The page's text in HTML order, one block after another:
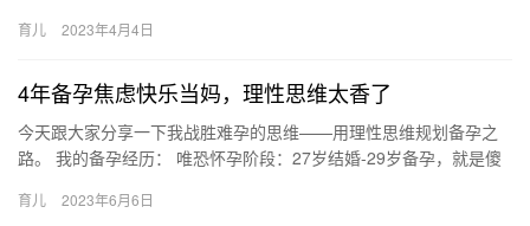
外，…
育儿 2023年4月4日
4年备孕焦虑快乐当妈，理性思维太香了
今天跟大家分享一下我战胜难孕的思维——用理性思维规划备孕之
路。 我的备孕经历： 唯恐怀孕阶段：27岁结婚-29岁备孕，就是傻
育儿 2023年6月6日